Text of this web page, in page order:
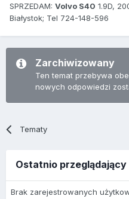
SPRZEDAM: Volvo S40 1.9D,
Białystok; Tel 724-148-596
Zarchiwizowany
Ten temat przebywa
nowych odpowiedzi
Tematy
Ostatnio przeglądający
Brak zarejestrowanych